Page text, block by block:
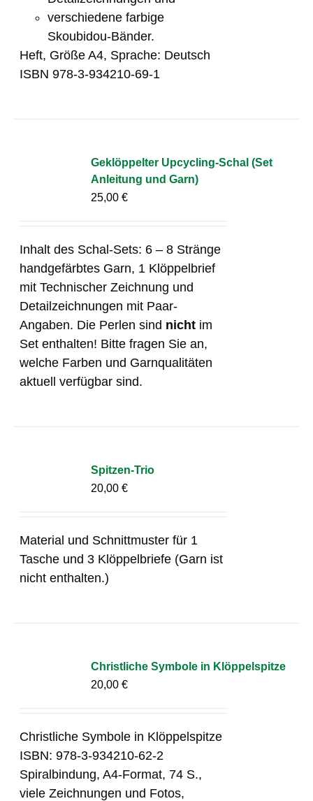
verschiedene farbige
Skoubidou-Bänder.
Heft, Größe A4, Sprache: Deutsch
ISBN 978-3-934210-69-1
Geklöppelter Upcycling-Schal (Set
Anleitung und Garn)
25,00€
Inhalt des Schal-Sets: 6 – 8 Stränge
handgefärbtes Garn, 1 Klöppelbrief
mit Technischer Zeichnung und
Detailzeichnungen mit Paar-
Angaben. Die Perlen sind nicht im
Set enthalten! Bitte fragen Sie an,
welche Farben und Garnqualitäten
aktuell verfügbar sind.
Spitzen-Trio
20,00€
Material und Schnittmuster für 1
Tasche und 3 Klöppelbriefe (Garn ist
nicht enthalten.)
Christliche Symbole in Klöppelspitze
20,00€
Christliche Symbole in Klöppelspitze
ISBN: 978-3-934210-62-2
Spiralbindung, A4-Format, 74 S.,
viele Zeichnungen und Fotos,